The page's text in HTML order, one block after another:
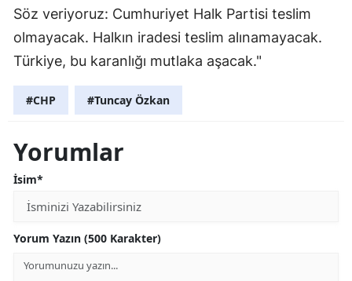
Söz veriyoruz: Cumhuriyet Halk Partisi teslim
olmayacak. Halkın iradesi teslim alınamayacak.
Türkiye, bu karanlığı mutlaka aşacak."
#CHP #Tuncay Özkan
Yorumlar
İsim*
Yorum Yazın (500 Karakter)